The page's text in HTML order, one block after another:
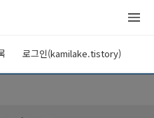
로그인(kamilake.tistory)